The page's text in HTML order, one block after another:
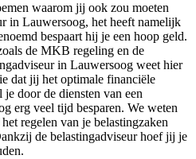
waarom jij ook zou moeten
in Lauwersoog, het heeft namelijk
bespaart hij je een hoop geld.
de MKB regeling en de
in Lauwersoog weet hier
dat jij het optimale financiële
door de diensten van een
erg veel tijd besparen. We weten
regelen van je belastingzaken
de belastingadviseur hoef jij je